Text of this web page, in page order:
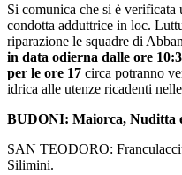
Si comunica che si è
condotta adduttrice in loc.
riparazione le squadre di
in data odierna dalle ore
per le ore 17 circa potranno
idrica alle utenze ricadenti
BUDONI: Maiorca, Nuditta
SAN TEODORO:
Silimini.